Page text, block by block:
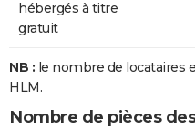
hébergés à titre
gratuit
NB : le nombre de locataires
HLM.
Nombre de pièces